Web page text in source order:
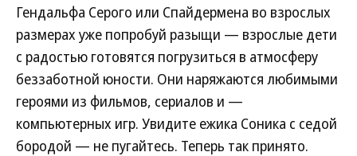
Гендальфа Серого или Спайдермена во взрослых
размерах уже попробуй разыщи — взрослые дети
с радостью готовятся погрузиться в атмосферу
беззаботной юности. Они наряжаются любимыми
героями из фильмов, сериалов и —
компьютерных игр. Увидите ежика Соника с седой
бородой — не пугайтесь. Теперь так принято.